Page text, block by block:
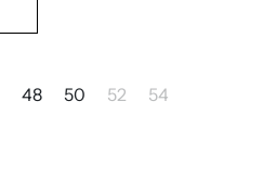
48 50 52 54